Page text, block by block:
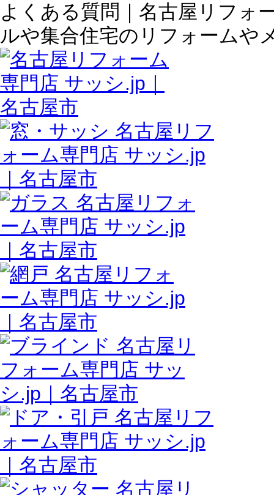
よくある質問｜名古屋リフォ
ルや集合住宅のリフォームや